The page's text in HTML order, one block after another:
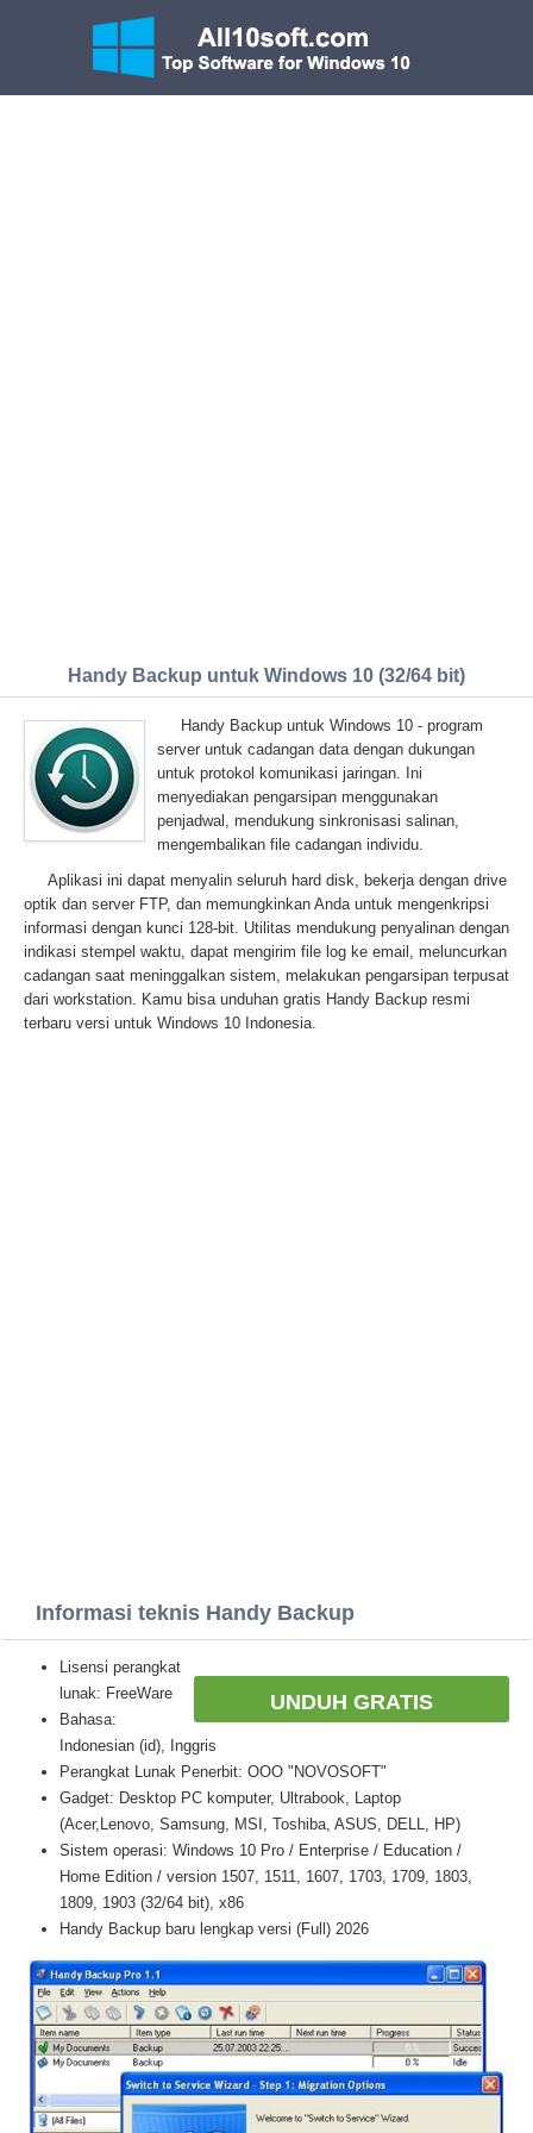
Handy Backup untuk Windows 10 (32/64 bit)
Handy Backup untuk Windows 10 - program
server untuk cadangan data dengan dukungan
untuk protokol komunikasi jaringan. Ini
menyediakan pengarsipan menggunakan
penjadwal, mendukung sinkronisasi salinan,
mengembalikan file cadangan individu.
Aplikasi ini dapat menyalin seluruh hard disk, bekerja dengan drive
optik dan server FTP, dan memungkinkan Anda untuk mengenkripsi
informasi dengan kunci 128-bit. Utilitas mendukung penyalinan dengan
indikasi stempel waktu, dapat mengirim file log ke email, meluncurkan
cadangan saat meninggalkan sistem, melakukan pengarsipan terpusat
dari workstation. Kamu bisa unduhan gratis Handy Backup resmi
terbaru versi untuk Windows 10 Indonesia.
Informasi teknis Handy Backup
UNDUH GRATIS
Lisensi perangkat
lunak: FreeWare
Bahasa:
Indonesian (id), Inggris
Perangkat Lunak Penerbit: OOO "NOVOSOFT"
Gadget: Desktop PC komputer, Ultrabook, Laptop
(Acer,Lenovo, Samsung, MSI, Toshiba, ASUS, DELL, HP)
Sistem operasi: Windows 10 Pro / Enterprise / Education /
Home Edition / version 1507, 1511, 1607, 1703, 1709, 1803,
1809, 1903 (32/64 bit), x86
Handy Backup baru lengkap versi (Full) 2026